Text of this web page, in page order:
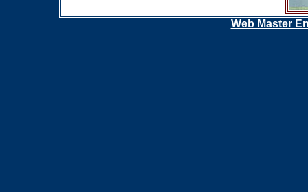
Web Master